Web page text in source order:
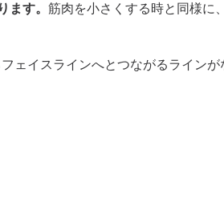
ます。 筋肉を小さくする時と同様に
ェイスラインへとつながるラインが